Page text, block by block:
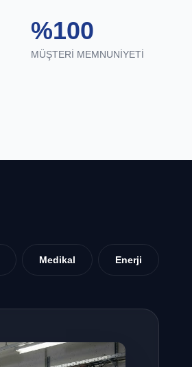
%100
MÜŞTERI MEMNUNIYETI
Medikal Enerji